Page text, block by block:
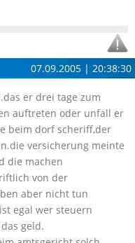
07.09.2005 | 20:38:30
er drei tage zum
auftreten oder unfall er
beim dorf scheriff,der
versicherung meinte
die machen
von der
aber nicht tun
egal wer steuern
geld.